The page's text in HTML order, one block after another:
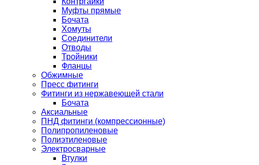
Муфты прямые
Бочата
Хомуты
Соединители
Отводы
Тройники
Фланцы
Обжимные
Пресс фитинги
Фитинги из нержавеющей стали
Бочата
Аксиальные
ПНД фитинги (компрессионные)
Полипропиленовые
Полиэтиленовые
Электросварные
Втулки